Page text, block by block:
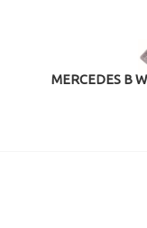
MERCEDES B